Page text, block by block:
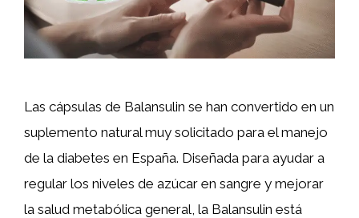
Las cápsulas de Balansulin se han convertido en un
suplemento natural muy solicitado para el manejo
de la diabetes en España. Diseñada para ayudar a
regular los niveles de azúcar en sangre y mejorar
la salud metabólica general, la Balansulin está